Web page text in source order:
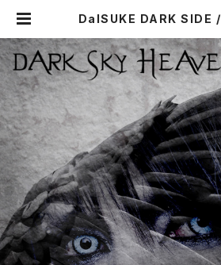
DaISUKE DARK SIDE
ave Records